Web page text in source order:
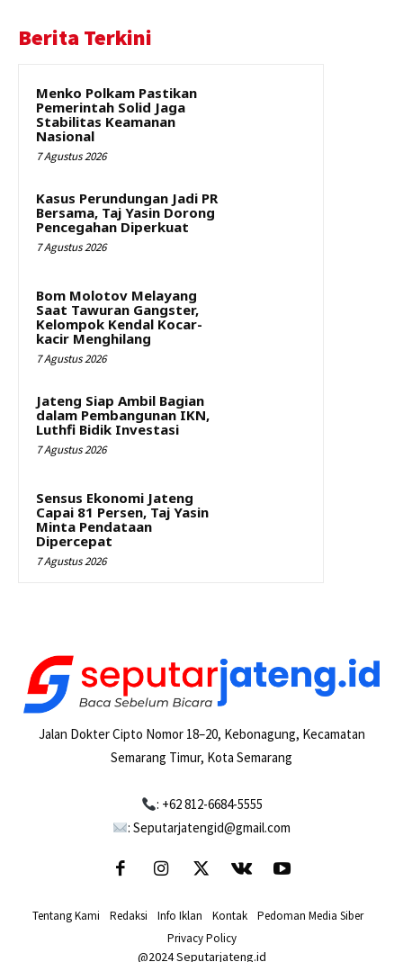
Berita Terkini
Menko Polkam Pastikan
Pemerintah Solid Jaga
Stabilitas Keamanan
Nasional
7 Agustus 2026
Kasus Perundungan Jadi PR
Bersama, Taj Yasin Dorong
Pencegahan Diperkuat
7 Agustus 2026
Bom Molotov Melayang
Saat Tawuran Gangster,
Kelompok Kendal Kocar-
kacir Menghilang
7 Agustus 2026
Jateng Siap Ambil Bagian
dalam Pembangunan IKN,
Luthfi Bidik Investasi
7 Agustus 2026
Sensus Ekonomi Jateng
Capai 81 Persen, Taj Yasin
Minta Pendataan
Dipercepat
7 Agustus 2026
Jalan Dokter Cipto Nomor 18–20, Kebonagung, Kecamatan
Semarang Timur, Kota Semarang
: +62 812-6684-5555
: Seputarjatengid@gmail.com
Tentang Kami Redaksi Info Iklan Kontak Pedoman Media Siber
Privacy Policy
@2024 Seputarjateng.id